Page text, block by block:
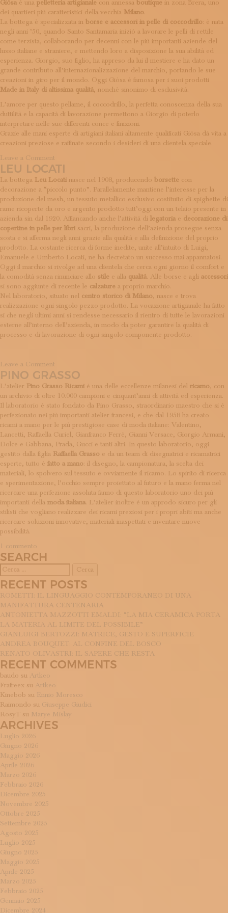
ISCRIVITI ALLA NEWSLETTER
SOSTIENICI
MAGAZINE
TUTTI I CONTENUTI
NEWS
INTERVISTE
ITINERARI
ISCRIVITI
Giòsaè una pelletteria artigianale con annessa boutique in zona Brera, uno
dei quartieri più caratteristici della vecchia Milano.
La bottega è specializzata in borse e accessori in pelle di coccodrillo: è nata
negli anni ’50, quando Santo Santamaria iniziò a lavorare le pelli di rettile
come terzista, collaborando per decenni con le più importanti aziende del
lusso italiane e straniere, e mettendo loro a disposizione la sua abilità ed
esperienza. Giorgio, suo figlio, ha appreso da lui il mestiere e ha dato un
grande contributo all’internazionalizzazione del marchio, portando le sue
creazioni in giro per il mondo. Oggi Giòsa è famosa per i suoi prodotti
Made in Italy di altissima qualità, nonché sinonimo di esclusività.
L’amore per questo pellame, il coccodrillo, la perfetta conoscenza della sua
duttilità e la capacità di lavorazione permettono a Giorgio di poterlo
interpretare nelle sue differenti conce e finizioni.
Grazie alle mani esperte di artigiani italiani altamente qualificati Giòsa dà vita a
creazioni preziose e raffinate secondo i desideri di una clientela speciale.
Leave a Comment
Giosa
LEU LOCATI
La bottega Leu Locati nasce nel 1908, producendo borsette con
decorazione a “piccolo punto”. Parallelamente mantiene l’interesse per la
produzione del mesh, un tessuto metallico esclusivo costituito di spighette di
rame ricoperte da oro e argento prodotto tutt’oggi con un telaio presente in
azienda sin dal 1920. Affiancando anche l’attività di legatoriae decorazione di
copertine in pelle per libri sacri, la produzione dell’azienda prosegue senza
sosta e si afferma negli anni grazie alla qualità e alla definizione del proprio
prodotto. La costante ricerca di forme inedite, unite all’intuito di Luigi,
Emanuele e Umberto Locati, ne ha decretato un successo mai appannatosi.
Oggi il marchio si rivolge ad una clientela che cerca ogni giorno il comfort e
la comodità senza rinunciare allo stile e alla qualità. Alle borse e agli accessori
si sono aggiunte di recente le calzature a proprio marchio.
Nel laboratorio, situato nel centro storico di Milano, nasce e trova
realizzazione ogni singolo pezzo prodotto. La vocazione artigianale ha fatto
sì che negli ultimi anni si rendesse necessario il rientro di tutte le lavorazioni
esterne all’interno dell’azienda, in modo da poter garantire la qualità di
processo e di lavorazione di ogni singolo componente prodotto.
Leave a Comment
Leu
Locati
PINO GRASSO
L’atelier Pino Grasso Ricami è una delle eccellenze milanesi del ricamo, con
un archivio di oltre 10.000 campioni e cinquant’anni di attività ed esperienza.
Il laboratorio è stato fondato da Pino Grasso, straordinario maestro che si è
perfezionato nei più importanti atelier francesi, e che dal 1958 ha creato
ricami a mano per le più prestigiose case di moda italiane: Valentino,
Lancetti, Raffaella Curiel, Gianfranco Ferrè, Gianni Versace, Giorgio Armani,
Dolce e Gabbana, Prada, Gucci e tanti altri. In questo laboratorio, oggi
gestito dalla figlia Raffaella Grasso e da un team di disegnatrici e ricamatrici
esperte, tutto è fatto a mano: il disegno, la campionatura, la scelta dei
materiali, lo spolvero sul tessuto e ovviamente il ricamo. Lo spirito di ricerca
e sperimentazione, l’occhio sempre proiettato al futuro e la mano ferma nel
ricercare una perfezione assoluta fanno di questo laboratorio uno dei più
importanti della moda italiana. L’atelier inoltre è un approdo sicuro per gli
stilisti che vogliano realizzare dei ricami preziosi per i propri abiti ma anche
ricercare soluzioni innovative, materiali inaspettati e inventare nuove
possibilità.
1 commento
Pino
Grasso
SEARCH
per:
RECENT POSTS
ROMETTI: IL LINGUAGGIO CONTEMPORANEO DI UNA
MANIFATTURA CENTENARIA
ANTONIETTA MAZZOTTI EMALDI: “LA MIA CERAMICA PORTA
LA MATERIA AL LIMITE DEL POSSIBILE”
GIANLUIGI BERTOZZI: MATRICE, GESTO E SUPERFICIE
ANDREA BOUQUET: AL CONFINE DEL BOSCO
RENATO OLIVASTRI: IL SAPERE CHE RESTA
RECENT COMMENTS
baudo su Artkeo
Frafreex su Artkeo
Kinebob su Ennio Moresco
Raimondo su Giuseppe Giudici
RosyT su Marye Mislay
ARCHIVES
Luglio 2026
Giugno 2026
Maggio 2026
Aprile 2026
Marzo 2026
Febbraio 2026
Dicembre 2025
Novembre 2025
Ottobre 2025
Settembre 2025
Agosto 2025
Luglio 2025
Giugno 2025
Maggio 2025
Aprile 2025
Marzo 2025
Febbraio 2025
Gennaio 2025
Dicembre 2024